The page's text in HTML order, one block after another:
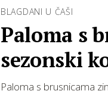
BLAGDANI U ČAŠI
Paloma s
sezonski
Paloma s brusnicama